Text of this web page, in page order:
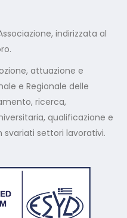
e Regionale delle
ricerca,
qualificazione e
svariati settori lavorativi.